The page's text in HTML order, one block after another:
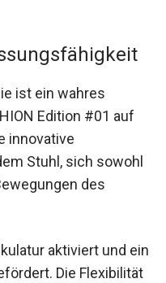
ist ein wahres
Edition #01 auf
innovative
Stuhl, sich sowohl
des
aktiviert und ein
Die Flexibilität